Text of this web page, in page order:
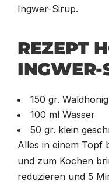
Ingwer-Sirup.
REZEPT
INGWER-
150 gr. Waldhonig
100 ml Wasser
50 gr. klein
Alles in einem Topf
und zum Kochen
reduzieren und 5